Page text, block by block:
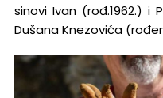
sinovi Ivan (rođ.1962.) i
Dušana Knezovića